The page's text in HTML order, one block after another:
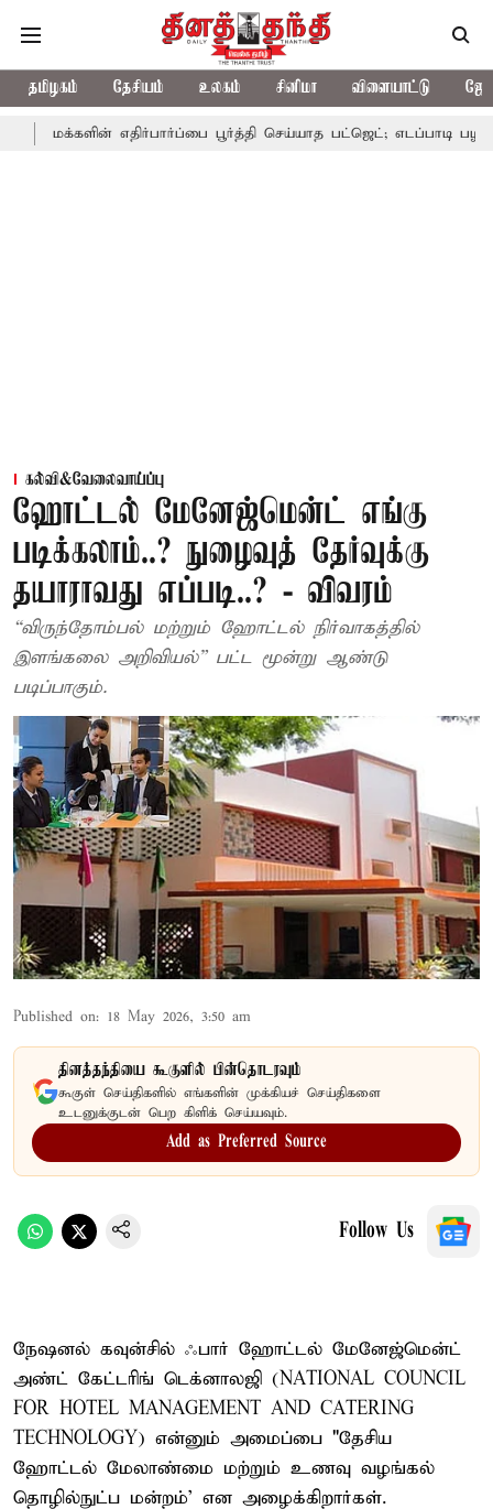
தமிழகம் தேசியம் உலகம் சினிமா விளையாட்டு
எதிர்பார்ப்பை பூர்த்தி செய்யாத பட்ஜெட்; எடப்பாடி பழனிசாமி
கல்வி&வேலைவாய்ப்பு
ஹோட்டல் மேனேஜ்மென்ட் எங்கு
படிக்கலாம்..? நுழைவுத் தேர்வுக்கு
தயாராவது எப்படி..? - விவரம்
“விருந்தோம்பல் மற்றும் ஹோட்டல் நிர்வாகத்தில்
இளங்கலை அறிவியல்” பட்ட மூன்று ஆண்டு
படிப்பாகும்.
Published on: 18 May 2026, 3:50 am
தினத்தந்தியை கூகுளில் பின்தொடரவும்
கூகுள் செய்திகளில் எங்களின் முக்கியச் செய்திகளை
உடனுக்குடன் பெற கிளிக் செய்யவும்.
Add as Preferred Source
Follow Us
நேஷனல் கவுன்சில் ஃபார் ஹோட்டல் மேனேஜ்மென்ட்
அண்ட் கேட்டரிங் டெக்னாலஜி (NATIONAL COUNCIL
FOR HOTEL MANAGEMENT AND CATERING
TECHNOLOGY) என்னும் அமைப்பை "தேசிய
ஹோட்டல் மேலாண்மை மற்றும் உணவு வழங்கல்
தொழில்நுட்ப மன்றம்' என அழைக்கிறார்கள்.